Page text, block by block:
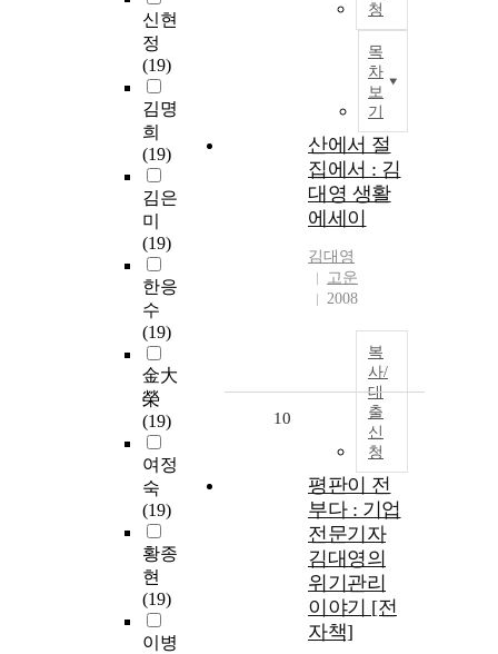
신현
정
(19)
김명
희
(19)
김은
미
(19)
한응
수
(19)
金大
榮
(19)
여정
숙
(19)
황종
현
(19)
이병
청
목
차
보
기
산에서 절
집에서 : 김
대영 생활
에세이
김대영
고운
2008
복
사/
대
출
신
청
10
평판이 전
부다 : 기업
전문기자
김대영의
위기관리
이야기 [전
자책]